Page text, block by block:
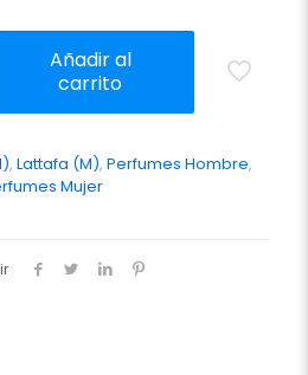
Añadir al
carrito
, Lattafa (M), Perfumes Hombre,
Mujer